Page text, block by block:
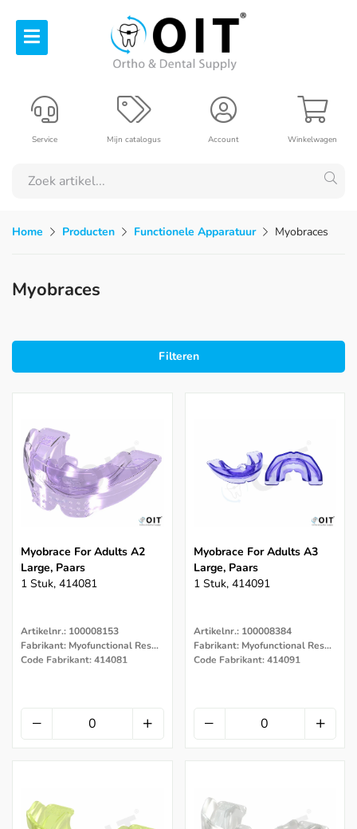
Winkelwagen
Account
Mijn catalogus
Service
Home Producten Functionele Apparatuur Myobraces
Myobraces
Filteren
Myobrace For Adults A2
Large, Paars
1 Stuk, 414081
Artikelnr.: 100008153
Fabrikant: Myofunctional Research Co.
Code Fabrikant: 414081
Myobrace For Adults A3
Large, Paars
1 Stuk, 414091
Artikelnr.: 100008384
Fabrikant: Myofunctional Research Co.
Code Fabrikant: 414091